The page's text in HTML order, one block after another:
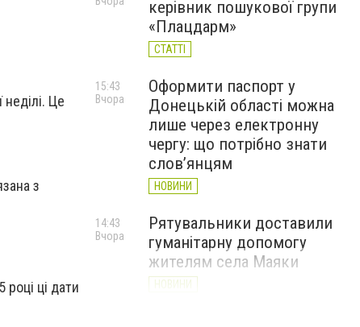
Це
з
ці дати
керівник пошукової групи
«Плацдарм»
СТАТТІ
Оформити паспорт у
Донецькій області можна
лише через електронну
чергу: що потрібно знати
слов’янцям
НОВИНИ
15:43
Вчора
Рятувальники доставили
гуманітарну допомогу
жителям села Маяки
НОВИНИ
14:43
Вчора